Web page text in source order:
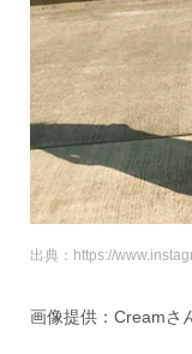
出典：https://
画像提供：Creamさ